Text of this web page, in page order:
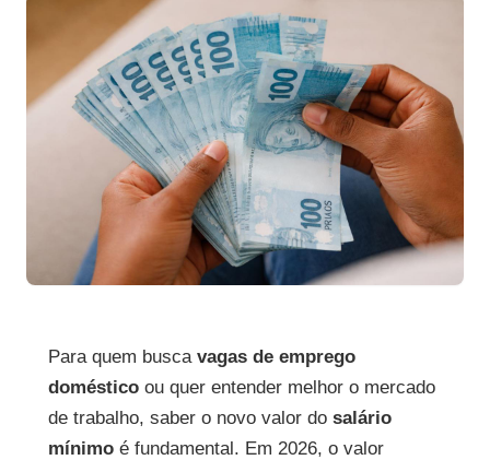
Para quem busca vagas de emprego
doméstico ou quer entender melhor o mercado
de trabalho, saber o novo valor do salário
mínimo é fundamental. Em 2026, o valor